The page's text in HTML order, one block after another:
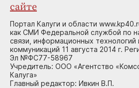
сайте
Портал Калуги и области
как СМИ Федеральной службой по
связи, информационных технологий
коммуникаций 11 августа 2014 г.
Эл №ФС77-58967
Учредитель: ООО «Агентство
Калуга»
Главный редактор: Ивкин В.П.